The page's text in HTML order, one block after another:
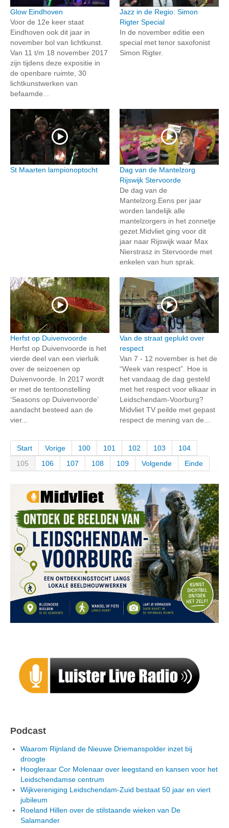
Glow Eindhoven
Voor de 12e keer staat
Eindhoven ook dit jaar in
november bol van lichtkunst.
Van 11 t/m 18 november 2017
zijn tijdens deze expositie in
de openbare ruimte, 30
lichtkunstwerken van
befaamde...
Jazz in de Regio: Simon
Rigter Special
In de november editie een
special met tenor saxofonist
Simon Rigter.
St Maarten lampionoptocht
Dag van de Mantelzorg
Rijswijk Stervoorde
De dag van de
Mantelzorg.Eens per jaar
worden landelijk alle
mantelzorgers in het zonnetje
gezet.Midvliet ging voor dit
jaar naar Rijswijk waar Max
Nierstrasz in Stervoorde met
enkelen van hun sprak.
Herfst op Duivenvoorde
Herfst op Duivenvoorde is het
vierde deel van een vierluik
over de seizoenen op
Duivenvoorde. In 2017 wordt
er met de tentoonstelling
‘Seasons op Duivenvoorde’
aandacht besteed aan de
vier...
Van de straat geplukt over
respect
Van 7 - 12 november is het de
“Week van respect”. Hoe is
het vandaag de dag gesteld
met het respect voor elkaar in
Leidschendam-Voorburg?
Midvliet TV peilde met gepast
respect de mening van de...
Start Vorige 100 101 102 103
104
105
106 107 108 109 Volgende Einde
Podcast
Waarom Rijnland de Nieuwe Driemanspolder inzet bij
droogte
Hoogleraar Cor Molenaar over leegstand en kansen voor het
Leidschendamse centrum
Wijkvereniging Leidschendam-Zuid bestaat 50 jaar en viert
jubileum
Roeland Hillen over de stilstaande wieken van De
Salamander